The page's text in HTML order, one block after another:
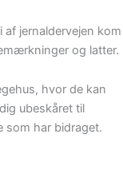
af jernaldervejen kom
og latter.
hvor de kan
ubeskåret til
som har bidraget.